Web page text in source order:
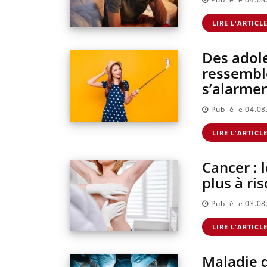
LIRE L'ARTICLE
Des
Publié le
LIRE L'ARTICLE
Cancer :
plus à
Publié le
LIRE L'ARTICLE
Maladie
Cancer colorectal :
une stratégie simple
aurait changé la
Cytomégalovirus :
qui change dans la
prise en charge des